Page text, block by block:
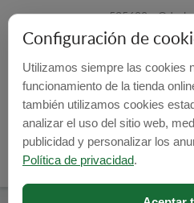
535600 -
Harghita,
E-mail:
Configuración de
Utilizamos siempre las cookies
funcionamiento de la tienda
también utilizamos cookies
analizar el uso del sitio web,
publicidad y personalizar los
Política de privacidad.